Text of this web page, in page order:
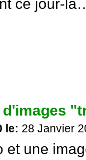
ce jour-
le: 28 Janvier
et une